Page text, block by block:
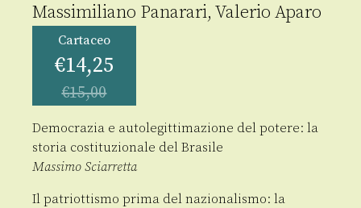
Massimiliano Panarari, Valerio Aparo
Cartaceo
€14,25
€15,00
Democrazia e autolegittimazione del potere: la
storia costituzionale del Brasile
Massimo Sciarretta
Il patriottismo prima del nazionalismo: la